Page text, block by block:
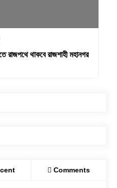
রাজপথে থাকবে রাজশাহী মহানগর
Comments